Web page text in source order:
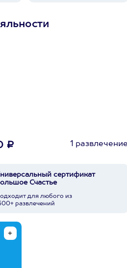
₽ 1
сертификат
Счастье
для любого из
развлечений